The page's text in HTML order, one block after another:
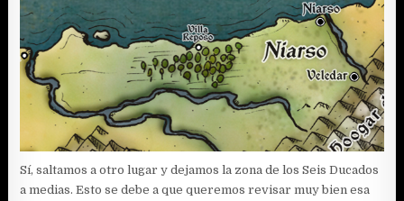
Sí, saltamos a otro lugar y dejamos la zona de los Seis Ducados
a medias. Esto se debe a que queremos revisar muy bien esa